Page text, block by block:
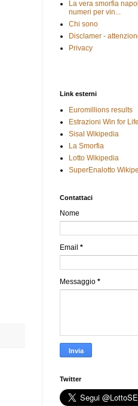
La vera smorfia
numeri per vin...
Chi sono
Disclamer -
Privacy
Link esterni
Euromillions results
Estrazioni Win for Life
Sisal Wikipedia
La Smorfia
Lotto Wikipedia
SuperEnalotto
Contattaci
Nome
Email *
Messaggio *
Twitter